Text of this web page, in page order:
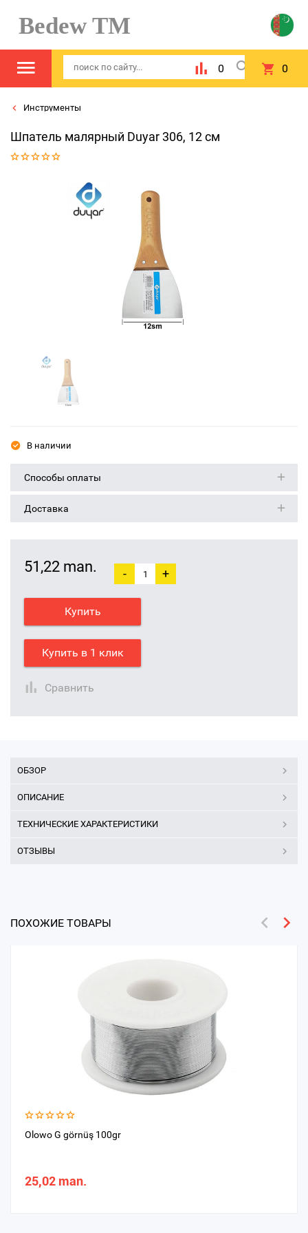
Bedew TM
0 0
Инструменты
Шпатель малярный Duyar 306, 12 см
В наличии
Способы оплаты
Доставка
51,22 man. - +
Купить
Купить в 1 клик
Сравнить
ОБЗОР
ОПИСАНИЕ
ТЕХНИЧЕСКИЕ ХАРАКТЕРИСТИКИ
ОТЗЫВЫ
ПОХОЖИЕ ТОВАРЫ
Olowo G görnüş 100gr
25,02 man.